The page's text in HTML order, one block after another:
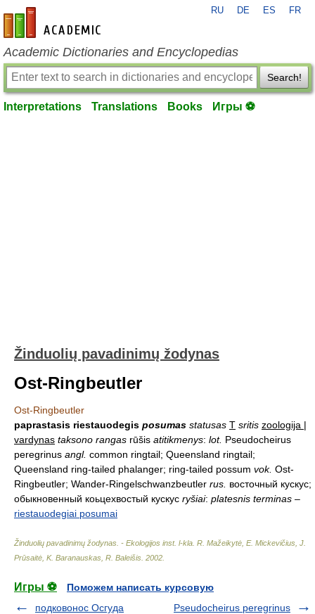
en-academic.com
RU DE ES FR
Academic Dictionaries and Encyclopedias
Search!
Interpretations Translations Books Игры ⚽
Žinduolių pavadinimų žodynas
Ost-Ringbeutler
Ost-Ringbeutler
paprastasis riestauodegis posumas statusas T sritis zoologija |
vardynas taksono rangas rūšis atitikmenys: lot. Pseudocheirus
peregrinus angl. common ringtail; Queensland ringtail;
Queensland ring-tailed phalanger; ring-tailed possum vok. Ost-
Ringbeutler; Wander-Ringelschwanzbeutler rus. восточный кускус;
обыкновенный коьцехвостый кускус ryšiai: platesnis terminas –
riestauodegiai posumai
Žinduolių pavadinimų žodynas. - Ekologijos inst. l-kla R. Mažeikytė, E. Mickevičius, J.
Prūsaitė, K. Baranauskas, R. Baleišis 2002
Игры ⚽
Поможем написать курсовую
подковонос Осгуда
Pseudocheirus peregrinus